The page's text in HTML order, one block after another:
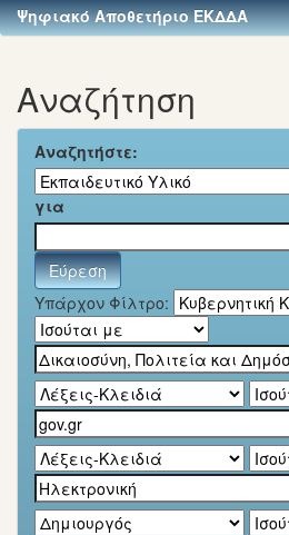
Ψηφιακό Αποθετήριο ΕΚΔΔΑ
Αναζήτηση
Αναζητήστε:
για
Υπάρχον Φίλτρο: